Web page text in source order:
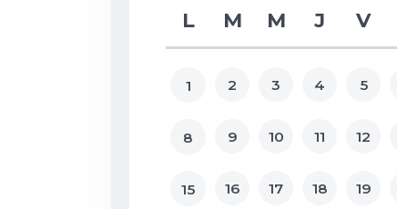
L M M J V
1 2 3 4 5
8 9 10 11 12
15 16 17 18 19